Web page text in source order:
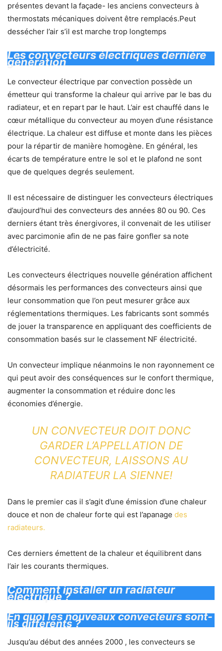
présentes devant la façade- les anciens convecteurs à
thermostats mécaniques doivent être remplacés.Peut
dessécher l’air s’il est marche trop longtemps
Les convecteurs électriques dernière
génération
Le convecteur électrique par convection possède un
émetteur qui transforme la chaleur qui arrive par le bas du
radiateur, et en repart par le haut. L’air est chauffé dans le
cœur métallique du convecteur au moyen d’une résistance
électrique. La chaleur est diffuse et monte dans les pièces
pour la répartir de manière homogène. En général, les
écarts de température entre le sol et le plafond ne sont
que de quelques degrés seulement.
Il est nécessaire de distinguer les convecteurs électriques
d’aujourd’hui des convecteurs des années 80 ou 90. Ces
derniers étant très énergivores, il convenait de les utiliser
avec parcimonie afin de ne pas faire gonfler sa note
d’électricité.
Les convecteurs électriques nouvelle génération affichent
désormais les performances des convecteurs ainsi que
leur consommation que l’on peut mesurer grâce aux
réglementations thermiques. Les fabricants sont sommés
de jouer la transparence en appliquant des coefficients de
consommation basés sur le classement NF électricité.
Un convecteur implique néanmoins le non rayonnement ce
qui peut avoir des conséquences sur le confort thermique,
augmenter la consommation et réduire donc les
économies d’énergie.
UN CONVECTEUR DOIT DONC
GARDER L’APPELLATION DE
CONVECTEUR, LAISSONS AU
RADIATEUR LA SIENNE!
Dans le premier cas il s’agit d’une émission d’une chaleur
douce et non de chaleur forte qui est l’apanage des
radiateurs.
Ces derniers émettent de la chaleur et équilibrent dans
l’air les courants thermiques.
Comment installer un radiateur
électrique ?
En quoi les nouveaux convecteurs sont-
ils différents ?
Jusqu’au début des années 2000 , les convecteurs se